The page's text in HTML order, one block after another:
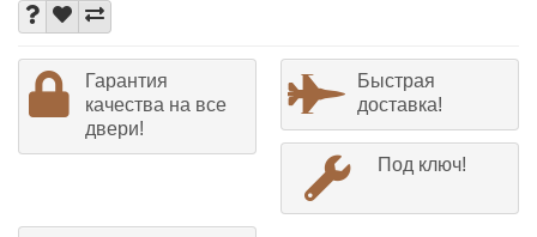
Гарантия
качества на все
двери!
Быстрая
доставка!
Под ключ!